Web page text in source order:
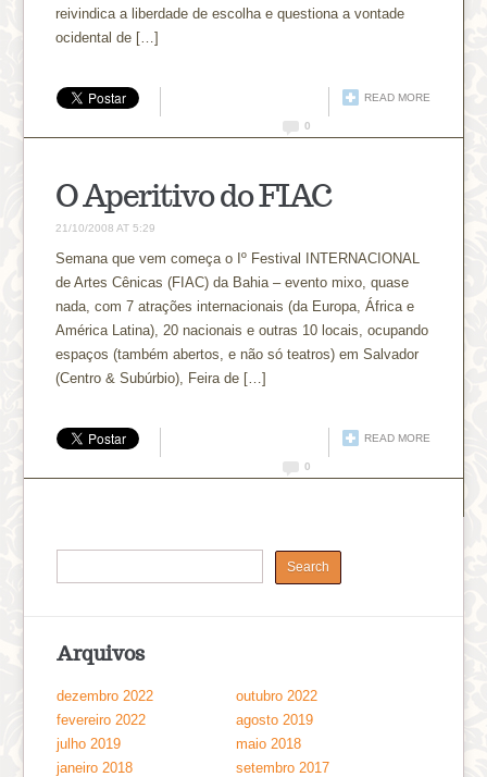
reivindica a liberdade de escolha e questiona a vontade
ocidental de […]
READ MORE
0
O Aperitivo do FIAC
21/10/2008 AT 5:29
Semana que vem começa o Iº Festival INTERNACIONAL
de Artes Cênicas (FIAC) da Bahia – evento mixo, quase
nada, com 7 atrações internacionais (da Europa, África e
América Latina), 20 nacionais e outras 10 locais, ocupando
espaços (também abertos, e não só teatros) em Salvador
(Centro & Subúrbio), Feira de […]
READ MORE
0
Arquivos
dezembro 2022
outubro 2022
fevereiro 2022
agosto 2019
julho 2019
maio 2018
janeiro 2018
setembro 2017